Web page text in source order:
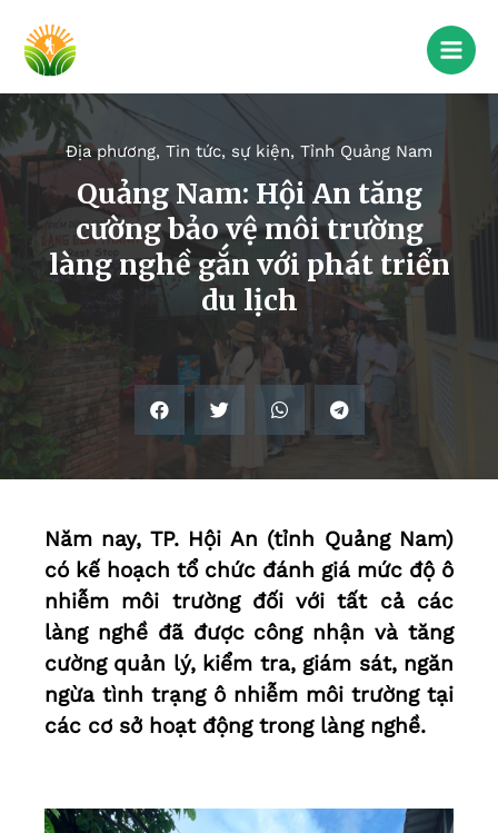
Địa phương, Tin tức, sự kiện, Tỉnh Quảng Nam
Quảng Nam: Hội An tăng
cường bảo vệ môi trường
làng nghề gắn với phát triển
du lịch
Năm nay, TP. Hội An (tỉnh Quảng Nam)
có kế hoạch tổ chức đánh giá mức độ ô
nhiễm môi trường đối với tất cả các
làng nghề đã được công nhận và tăng
cường quản lý, kiểm tra, giám sát, ngăn
ngừa tình trạng ô nhiễm môi trường tại
các cơ sở hoạt động trong làng nghề.